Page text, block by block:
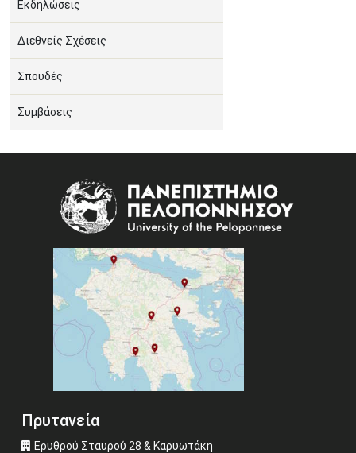
Εκδηλώσεις
Διεθνείς Σχέσεις
Σπουδές
Συμβάσεις
Πρυτανεία
Ερυθρού Σταυρού 28 & Καρυωτάκη